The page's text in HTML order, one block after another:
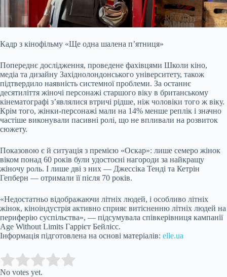
Кадр з кінофільму «Ще одна шалена п’ятниця»
Попереднє дослідження, проведене фахівцями Школи кіно,
медіа та дизайну Західнолондонського університету, також
підтвердило наявність системної проблеми. За останнє
десятиліття жіночі персонажі старшого віку в британському
кінематографі з’являлися втричі рідше, ніж чоловіки того ж віку.
Крім того, жінки-персонажі мали на 14% менше реплік і значно
частіше виконували пасивні ролі, що не впливали на розвиток
сюжету.
Показовою є й ситуація з премією «Оскар»: лише семеро жінок
віком понад 60 років були удостоєні нагороди за найкращу
жіночу роль. І лише дві з них — Джессіка Тенді та Кетрін
Гепберн — отримали її після 70 років.
«Недостатньо відображаючи літніх людей, і особливо літніх
жінок, кіноіндустрія активно сприяє витісненню літніх людей на
периферію суспільства», — підсумувала співкерівниця кампанії
Age Without Limits Гаррієт Бейлісс.
Інформація підготовлена на основі матеріалів: elle.ua
Rate this item:
No votes yet.